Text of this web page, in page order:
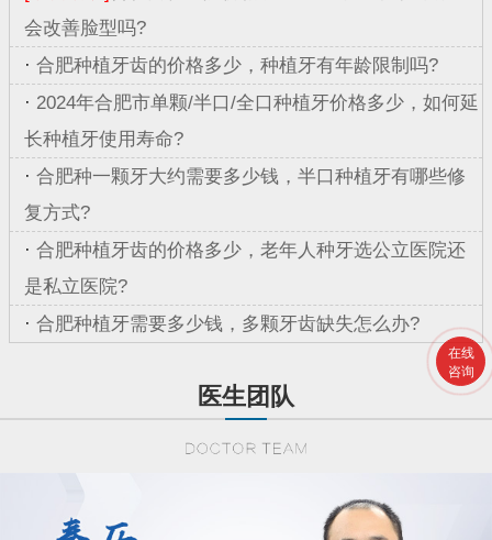
会改善脸型吗?
· 合肥种植牙齿的价格多少，种植牙有年龄限制吗?
· 2024年合肥市单颗/半口/全口种植牙价格多少，如何延
长种植牙使用寿命?
· 合肥种一颗牙大约需要多少钱，半口种植牙有哪些修
复方式?
· 合肥种植牙齿的价格多少，老年人种牙选公立医院还
是私立医院?
· 合肥种植牙需要多少钱，多颗牙齿缺失怎么办?
医生团队
在线
咨询